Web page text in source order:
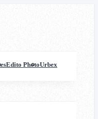
Edito PhotoUrbex